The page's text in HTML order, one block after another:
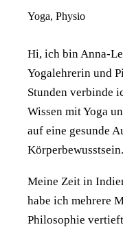
Yoga, Physio
Hi, ich bin Anna-
Yogalehrerin und
Stunden verbinde
Wissen mit Yoga
auf eine gesunde
Körperbewusstsein.
Meine Zeit in
habe ich mehrere
Philosophie